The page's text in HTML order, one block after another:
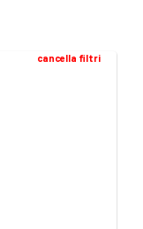
cancella filtri